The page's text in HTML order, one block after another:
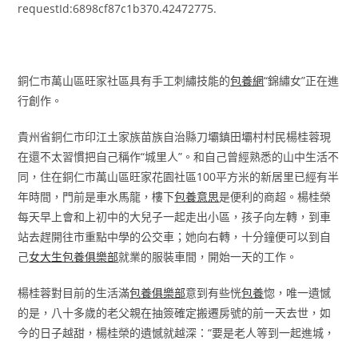
requestId:6898cf87c1b370.42472775.
銅仁市萬山區旺家社區具有手工刺繡技能的包養網“錦繡女”正在進
行創作。
貴州省銅仁市印江土家族苗族自治縣刀壩鎮田壩村村民楊桂蓉現
在還不太習慣把自己稱作“城里人”。和自己曾經熟悉的山中生活不
同，住在銅仁市萬山區旺家花園社區100平方米的新居里已經有半
年時間，門前是車水馬龍，樓下包養意思是便利的商超。楊桂榮
每天早上會和上初中的大兒子一起走出小區，孩子向左轉，到車
站去趕開往市重點中學的公交車；她向右轉，十分鐘便可以到自
己女大生包養俱樂部就業的服裝車間，開始一天的工作。
楊桂蓉對目前的生活滿包養俱樂部意到有些恍包養惚，唯一遺憾
的是，八十多歲的老父親在抽簽確定搬遷房號的前一天去世，如
今的日子越甜，楊桂榮的遺憾就越深：“要是老人等到一起進城，